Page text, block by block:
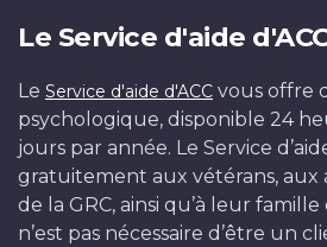
Le Service d'aide
Le Service d'aide d'ACC vous offre
psychologique, disponible 24
jours par année. Le Service
gratuitement aux vétérans, aux
de la GRC, ainsi qu’à leur famille
n’est pas nécessaire d’être un